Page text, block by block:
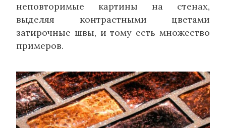
неповторимые картины на стенах,
выделяя контрастными цветами
затирочные швы, и тому есть множество
примеров.